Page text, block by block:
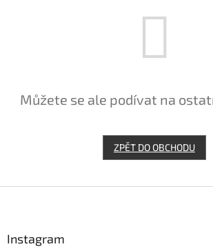
Můžete se ale podívat na
ZPĚT DO OBCHODU
Instagram